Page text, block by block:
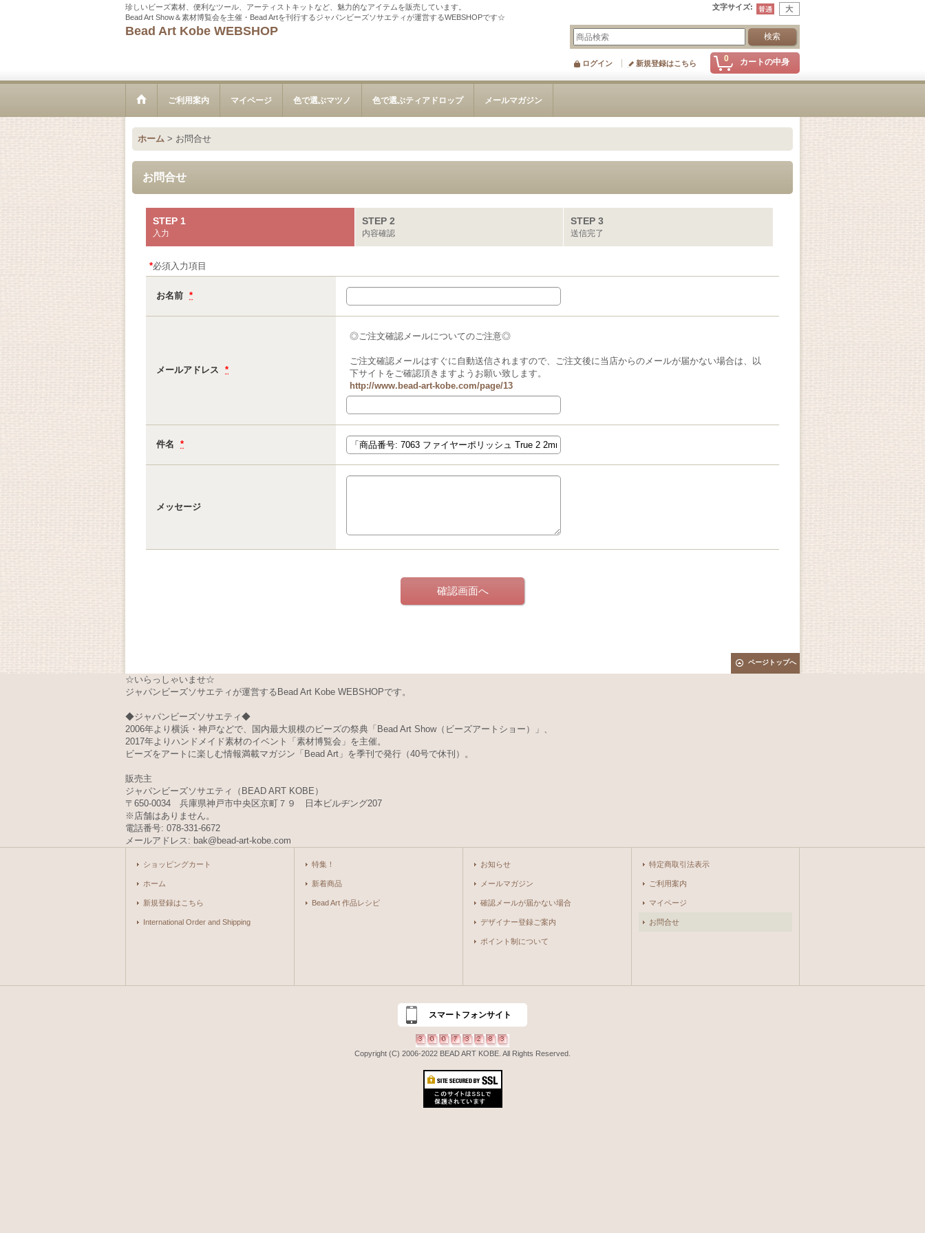
珍しいビーズ素材、便利なツール、アーティストキットなど、魅力的なアイテムを販売しています。
Bead Art Show＆素材博覧会を主催・Bead Artを刊行するジャパンビーズソサエティが運営するWEBSHOPです☆
文字サイズ:
Bead Art Kobe WEBSHOP
0 カートの中身
ログイン 新規登録はこちら
ご利用案内 マイページ 色で選ぶマツノ 色で選ぶティアドロップ メールマガジン
ホーム > お問合せ
お問合せ
STEP 1
入力
STEP 2
内容確認
STEP 3
送信完了
*必須入力項目
お名前 *
メールアドレス *
◎ご注文確認メールについてのご注意◎
ご注文確認メールはすぐに自動送信されますので、ご注文後に当店からのメールが届かない場合は、以
下サイトをご確認頂きますようお願い致します。
http://www.bead-art-kobe.com/page/13
件名 *
メッセージ
ページトップへ
☆いらっしゃいませ☆
ジャパンビーズソサエティが運営するBead Art Kobe WEBSHOPです。
◆ジャパンビーズソサエティ◆
2006年より横浜・神戸などで、国内最大規模のビーズの祭典「Bead Art Show（ビーズアートショー）」、
2017年よりハンドメイド素材のイベント「素材博覧会」を主催。
ビーズをアートに楽しむ情報満載マガジン「Bead Art」を季刊で発行（40号で休刊）。
販売主
ジャパンビーズソサエティ（BEAD ART KOBE）
〒650-0034 兵庫県神戸市中央区京町７９ 日本ビルヂング207
※店舗はありません。
電話番号: 078-331-6672
メールアドレス: bak@bead-art-kobe.com
ショッピングカート
ホーム
新規登録はこちら
International Order and Shipping
特集！
新着商品
Bead Art 作品レシピ
お知らせ
メールマガジン
確認メールが届かない場合
デザイナー登録ご案内
ポイント制について
特定商取引法表示
ご利用案内
マイページ
お問合せ
スマートフォンサイト
Copyright (C) 2006-2022 BEAD ART KOBE. All Rights Reserved.